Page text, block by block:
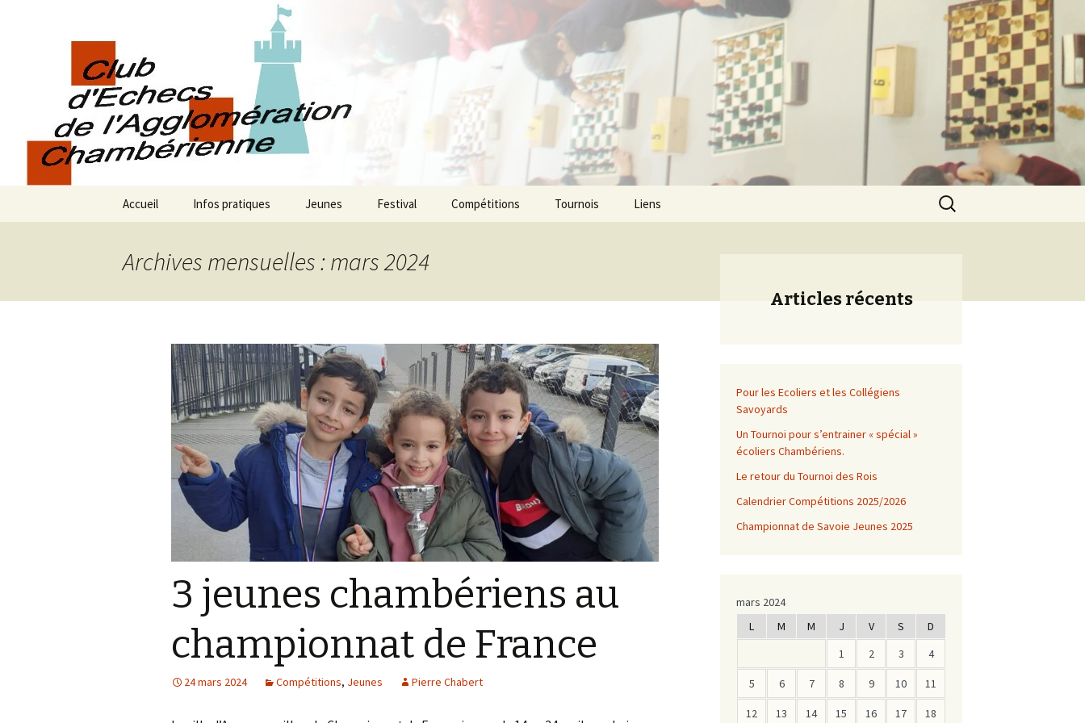
Club d échecs de l agglomération
chambérienne
Les échecs pour tous
Accueil Infos pratiques Jeunes Festival Compétitions Tournois Liens
Rechercher :
Archives mensuelles : mars 2024
3 jeunes chambériens au
championnat de France
24 mars 2024 Compétitions, Jeunes Pierre Chabert
Articles récents
Pour les Ecoliers et les Collégiens
Savoyards
Un Tournoi pour s’entrainer « spécial »
écoliers Chambériens.
Le retour du Tournoi des Rois
Calendrier Compétitions 2025/2026
Championnat de Savoie Jeunes 2025
mars 2024
L
M M J V S
D
1
2 3 4
5 6 7 8 9 10 11
12 13 14 15 16 17 18